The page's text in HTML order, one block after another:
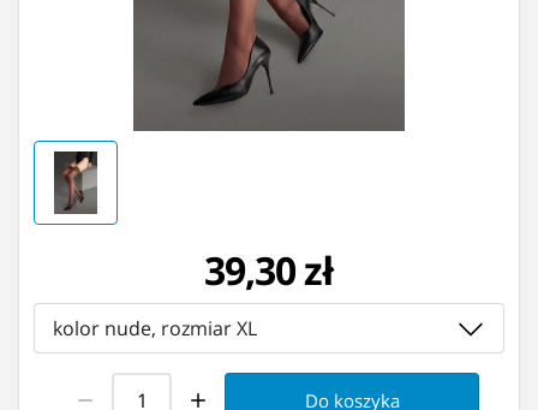
39,30 zł
kolor nude, rozmiar XL
Do koszyka